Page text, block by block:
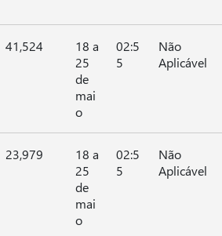
41,524
18 a
25
de
mai
o
02:5
5
Não
Aplicável
23,979
18 a
25
de
mai
o
02:5
5
Não
Aplicável